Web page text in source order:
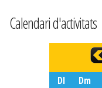
Calendari d'activitats
Dl
Dm